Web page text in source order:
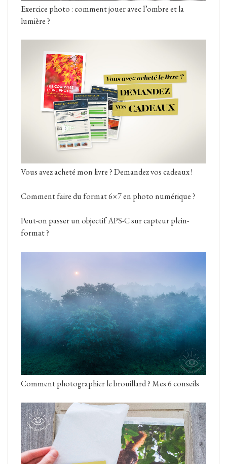
Exercice photo : comment jouer avec l’ombre et la
lumière ?
Vous avez acheté mon livre ? Demandez vos cadeaux !
Comment faire du format 6×7 en photo numérique ?
Peut-on passer un objectif APS-C sur capteur plein-
format ?
Comment photographier le brouillard ? Mes 6 conseils